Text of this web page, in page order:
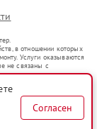
в отношении которых
Услуги оказываются
не связаны с
оборот в соответствии
услуг или введения
услугах по
определяемой
Согласен